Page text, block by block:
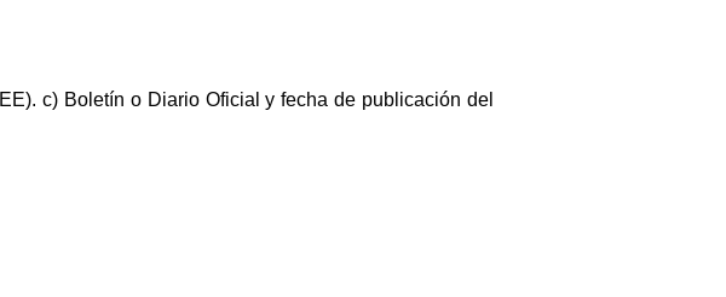
c) Boletín o Diario Oficial y fecha de publicación del